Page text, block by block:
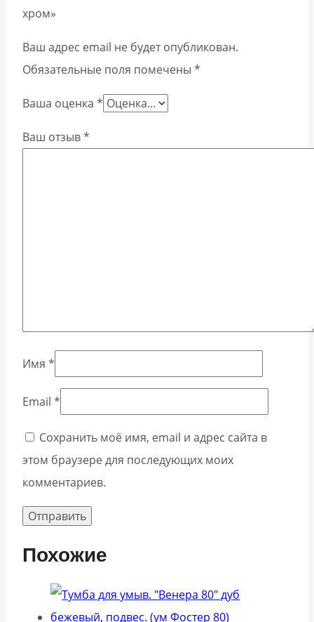
хром»
Ваш адрес email не будет опубликован.
Обязательные поля помечены *
Ваша оценка *
Ваш отзыв*
Имя *
Email *
Сохранить моё имя, email и адрес сайта в
этом браузере для последующих моих
комментариев.
Похожие